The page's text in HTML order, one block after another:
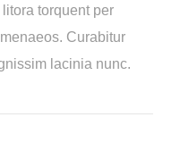
torquent per
Curabitur
lacinia nunc.